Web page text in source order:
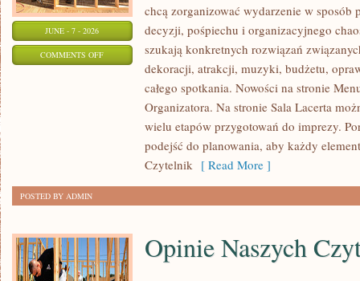
JUNE - 7 - 2026
COMMENTS OFFON
chcą zorganizować wydarzenie w sposób
decyzji, pośpiechu i organizacyjnego
szukają konkretnych rozwiązań
dekoracji, atrakcji, muzyki, budżetu,
całego spotkania. Nowości na stronie
Organizatora. Na stronie Sala Lacerta
wielu etapów przygotowań do imprezy.
podejść do planowania, aby każdy
Czytelnik [ Read More ]
POSTED BY ADMIN
Opinie Naszych